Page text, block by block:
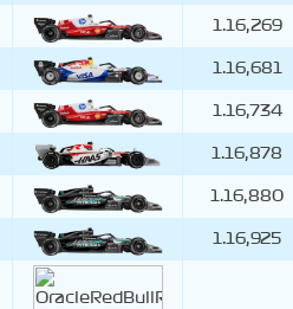
1.16,269
1.16,681
1.16,734
1.16,878
1.16,880
1.16,925